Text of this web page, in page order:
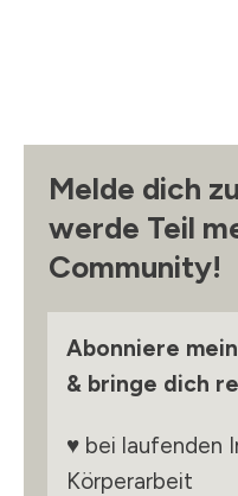
Melde dich
werde Teil
Community!
Abonniere
& bringe dich
♥ bei laufenden
Körperarbeit